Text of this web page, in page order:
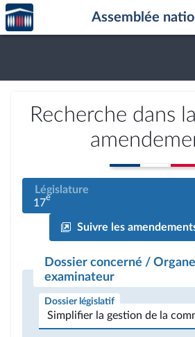
Aller au contenu
Aller en bas de la page
Accèder
à la
page
Assemblée
Recherche dans
Législature
17e
Suivre les
Dossier concerné / Organe
examinateur
Dossier législatif